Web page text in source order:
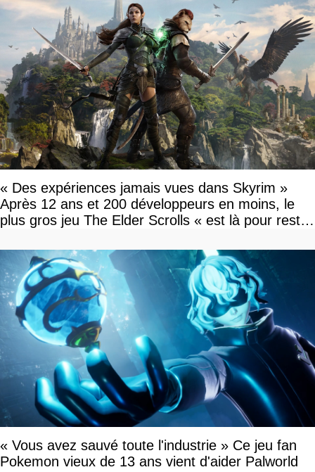
« Des expériences jamais vues dans Skyrim »
Après 12 ans et 200 développeurs en moins, le
plus gros jeu The Elder Scrolls « est là pour rester
« Vous avez sauvé toute l'industrie » Ce jeu fan
Pokemon vieux de 13 ans vient d'aider Palworld